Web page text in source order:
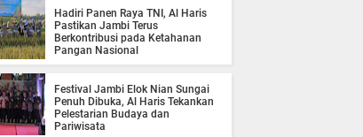
Hadiri Panen Raya TNI, Al Haris
Pastikan Jambi Terus
Berkontribusi pada Ketahanan
Pangan Nasional
Festival Jambi Elok Nian Sungai
Penuh Dibuka, Al Haris Tekankan
Pelestarian Budaya dan
Pariwisata